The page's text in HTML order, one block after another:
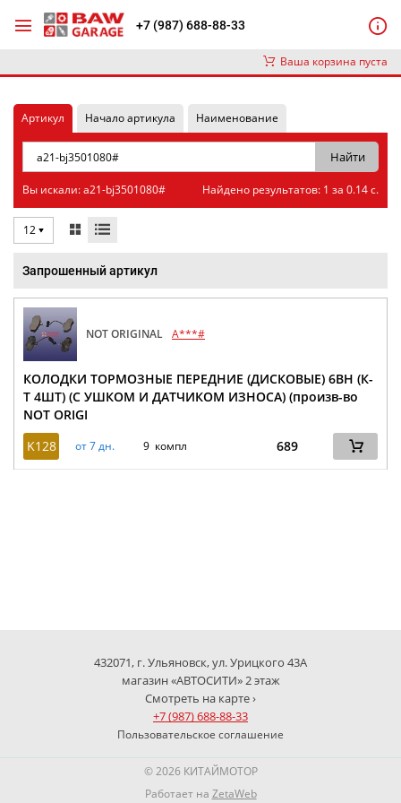
+7 (987) 688-88-33
Ваша корзина пуста
Артикул Начало артикула Наименование
Вы искали: a21-bj3501080# Найдено результатов: 1 за 0.14 с.
12
Запрошенный артикул
NOT ORIGINAL A***#
КОЛОДКИ ТОРМОЗНЫЕ ПЕРЕДНИЕ (ДИСКОВЫЕ) 6BH (К-
Т 4ШТ) (С УШКОМ И ДАТЧИКОМ ИЗНОСА) (произв-во
NOT ORIGI
K128
от 7 дн. 9 компл 689
432071, г. Ульяновск, ул. Урицкого 43А
магазин «АВТОСИТИ» 2 этаж
Смотреть на карте ›
+7 (987) 688-88-33
Пользовательское соглашение
© 2026 КИТАЙМОТОР
Работает на ZetaWeb